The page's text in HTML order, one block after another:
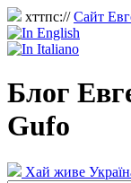
хттпс://Сайт
Блог
Gufo
Хай живе